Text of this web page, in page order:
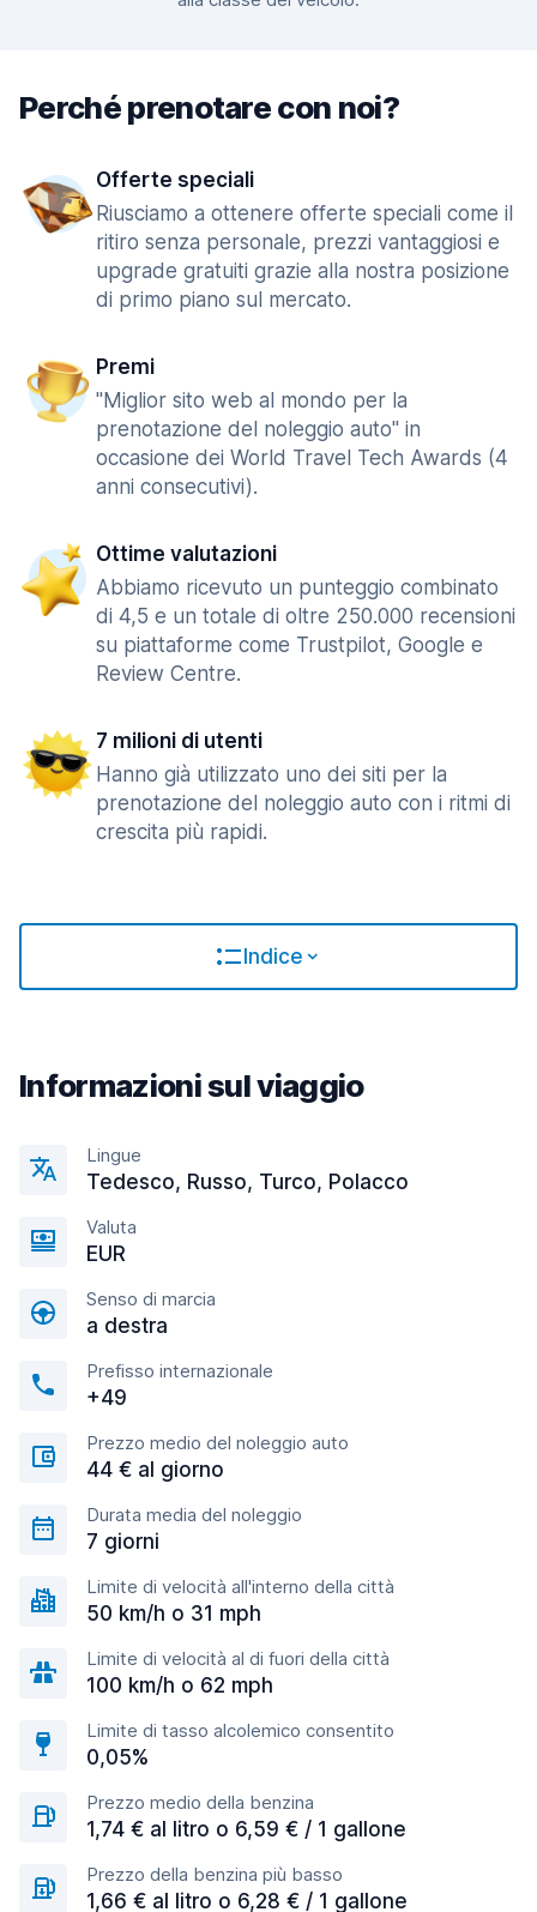
Perché prenotare con noi?
Offerte speciali
Riusciamo a ottenere offerte speciali come il
ritiro senza personale, prezzi vantaggiosi e
upgrade gratuiti grazie alla nostra posizione
di primo piano sul mercato.
Premi
"Miglior sito web al mondo per la
prenotazione del noleggio auto" in
occasione dei World Travel Tech Awards (4
anni consecutivi).
Ottime valutazioni
Abbiamo ricevuto un punteggio combinato
di 4,5 e un totale di oltre 250.000 recensioni
su piattaforme come Trustpilot, Google e
Review Centre.
7 milioni di utenti
Hanno già utilizzato uno dei siti per la
prenotazione del noleggio auto con i ritmi di
crescita più rapidi.
Indice
Informazioni sul viaggio
Lingue
Tedesco, Russo, Turco, Polacco
Valuta
EUR
Senso di marcia
a destra
Prefisso internazionale
+49
Prezzo medio del noleggio auto
44 € al giorno
Durata media del noleggio
7 giorni
Limite di velocità all'interno della città
50 km/h o 31 mph
Limite di velocità al di fuori della città
100 km/h o 62 mph
Limite di tasso alcolemico consentito
0,05%
Prezzo medio della benzina
1,74 € al litro o 6,59 € / 1 gallone
Prezzo della benzina più basso
1,66 € al litro o 6,28 € / 1 gallone